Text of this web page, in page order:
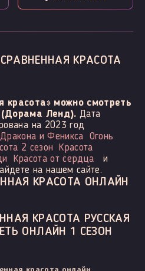
КРАСОТА
красота» можно смотреть
(Дорама Ленд). Дата
на 2023 год
и Феникса
Огонь
2 сезон
Красота
Красота от сердца
и
на нашем сайте.
КРАСОТА ОНЛАЙН
КРАСОТА РУССКАЯ
ОНЛАЙН 1 СЕЗОН